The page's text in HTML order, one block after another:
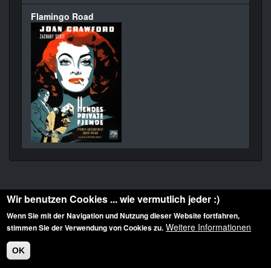
Flamingo Road
Diese Website ist urheberrechtlich geschützt: © 2010-2026 der Film Noir de. Alle
Rechte vorbehalten.
Wir benutzen Cookies ... wie vermutlich jeder :)
Wenn Sie mit der Navigation und Nutzung dieser Website fortfahren,
stimmen Sie der Verwendung von Cookies zu. Weitere Informationen
OK